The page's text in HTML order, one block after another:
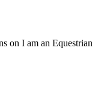
on I am an Equestrian